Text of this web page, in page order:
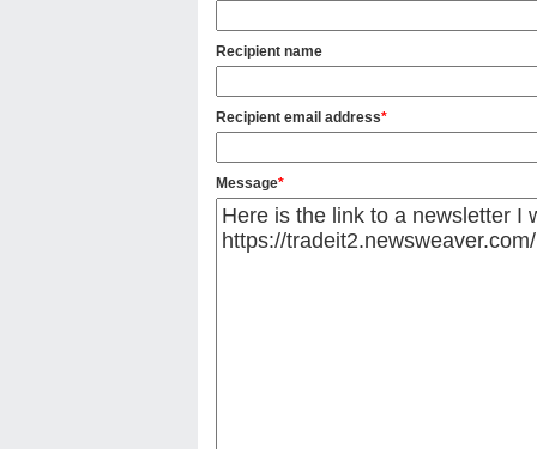
Recipient name
Recipient email address*
Message*